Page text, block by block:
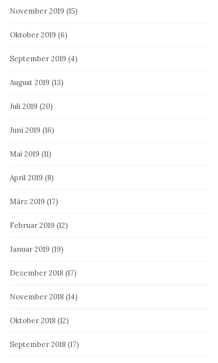
November 2019 (15)
Oktober 2019 (6)
September 2019 (4)
August 2019 (13)
Juli 2019 (20)
Juni 2019 (16)
Mai 2019 (11)
April 2019 (8)
März 2019 (17)
Februar 2019 (12)
Januar 2019 (19)
Dezember 2018 (17)
November 2018 (14)
Oktober 2018 (12)
September 2018 (17)